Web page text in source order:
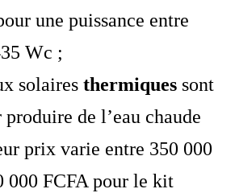
une puissance entre
Wc ;
solaires thermiques sont
de l’eau chaude
prix varie entre 350 000
000 FCFA pour le kit